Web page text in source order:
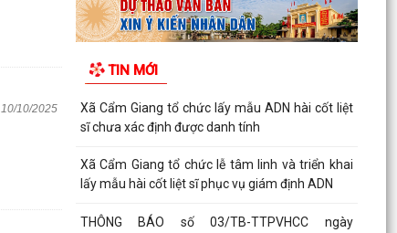
10/10/2025
TIN MỚI
Xã Cẩm Giang tổ chức lấy mẫu ADN hài cốt liệt
sĩ chưa xác định được danh tính
Xã Cẩm Giang tổ chức lễ tâm linh và triển khai
lấy mẫu hài cốt liệt sĩ phục vụ giám định ADN
THÔNG BÁO số 03/TB-TTPVHCC ngày